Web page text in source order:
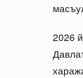
2026